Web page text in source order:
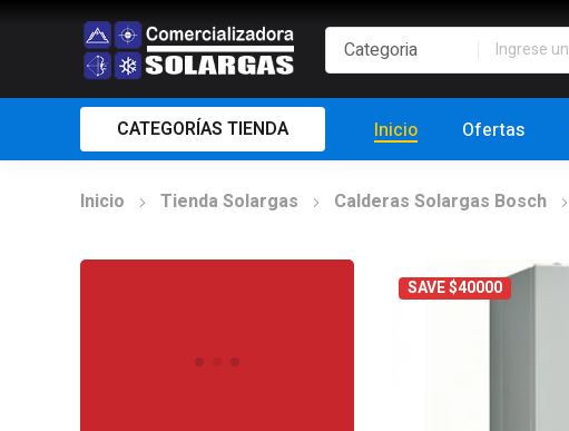
CATEGORÍAS TIENDA Inicio Ofertas
Inicio Tienda Solargas Calderas Solargas Bosch
SAVE $40000